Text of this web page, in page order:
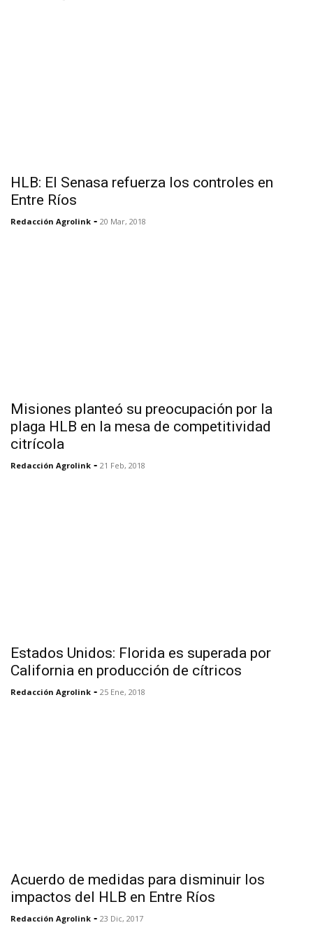
HLB: El Senasa refuerza los controles en
Entre Ríos
Redacción Agrolink - 20 Mar, 2018
Misiones planteó su preocupación por la
plaga HLB en la mesa de competitividad
citrícola
Redacción Agrolink - 21 Feb, 2018
Estados Unidos: Florida es superada por
California en producción de cítricos
Redacción Agrolink - 25 Ene, 2018
Acuerdo de medidas para disminuir los
impactos del HLB en Entre Ríos
Redacción Agrolink - 23 Dic, 2017